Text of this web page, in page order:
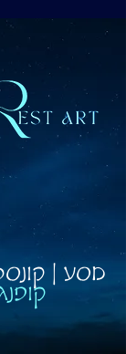
מסע |